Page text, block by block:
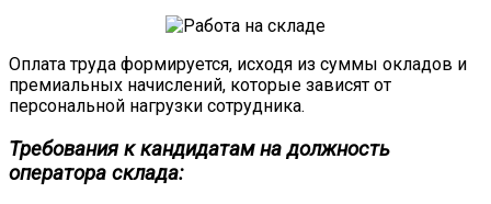
Оплата труда формируется, исходя из суммы окладов и
премиальных начислений, которые зависят от
персональной нагрузки сотрудника.
Требования к кандидатам на должность
оператора склада: